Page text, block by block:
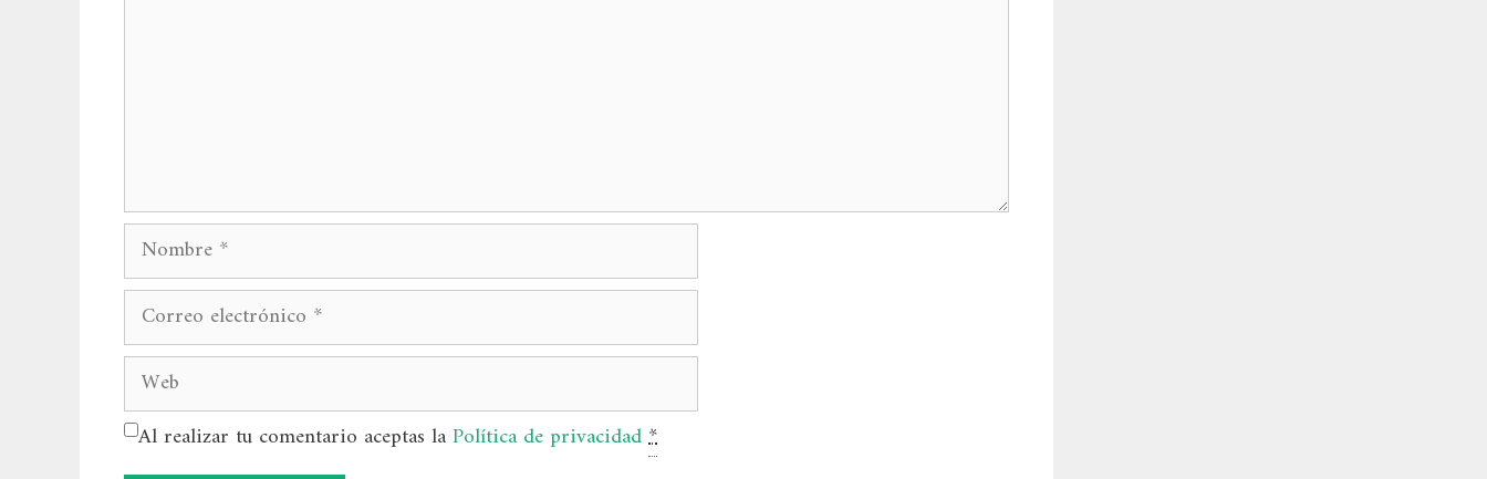
Nombre
Correo
electrónico
Web
Al realizar tu comentario aceptas laPolítica de privacidad*